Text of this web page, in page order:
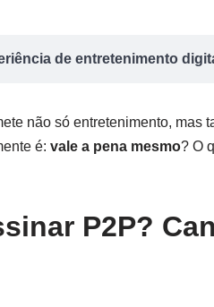
de entretenimento
não só entretenimento, mas
é: vale a pena mesmo? O
P2P?